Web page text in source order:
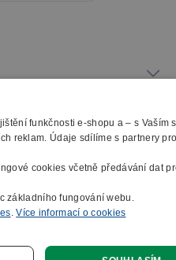
- Všechna práva vyhrazena.
funkčnosti e-shopu a – s Vaším
reklam. Údaje sdílíme s partnery
cookies včetně předávání dat
základního fungování webu.
. Více informací o cookies